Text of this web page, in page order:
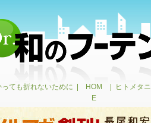
ても折れないために
HOM
E
ヒトメタ